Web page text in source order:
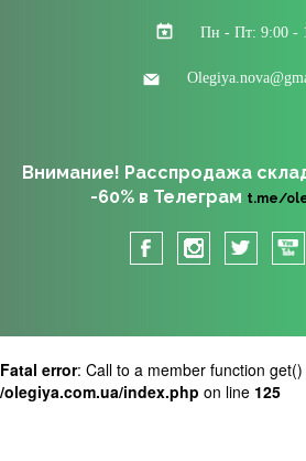
Пн - Пт: 9:00 -
Внимание! Расспродажа
-60% в Телеграм t.me/
Fatal error: Call to a member function
/olegiya.com.ua/index.php on line 125